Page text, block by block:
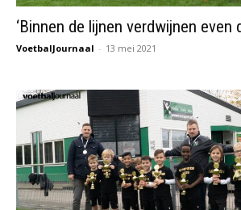
‘Binnen de lijnen verdwijnen even
VoetbalJournaal - 13 mei 2021